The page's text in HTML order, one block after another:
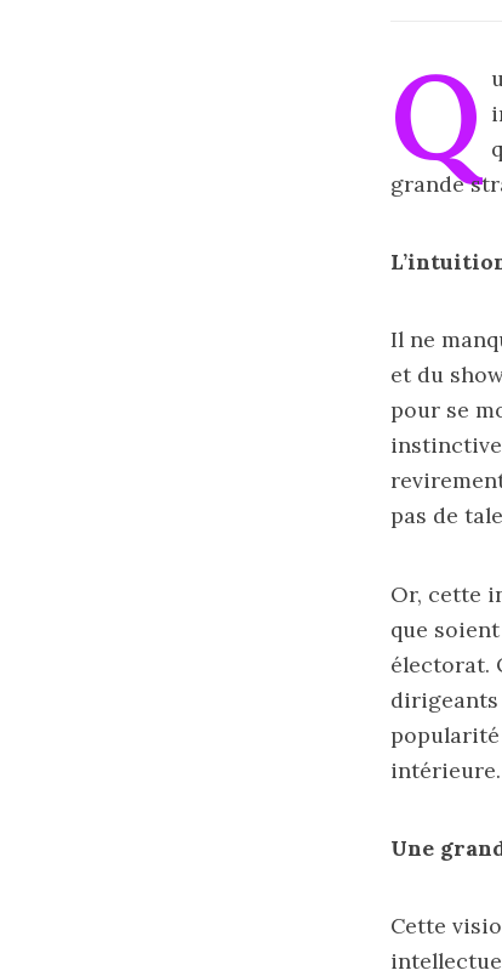
Q
grande
Il ne
et du
pour se
pas de
Or, cette
que
électorat.
dirigeants
intérieure.
Une
Cette